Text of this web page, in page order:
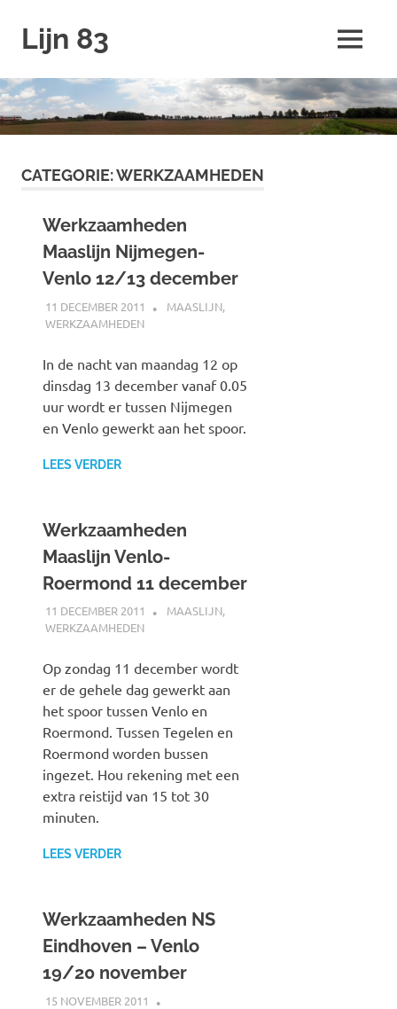
naar
inhoud
Lijn 83 MENU
CATEGORIE:WERKZAAMHEDEN
Werkzaamheden
Maaslijn Nijmegen-
Venlo 12/13 december
11 DECEMBER 2011 SPOORZOEKER
MAASLIJN,
WERKZAAMHEDEN
In de nacht van maandag 12 op
dinsdag 13 december vanaf 0.05
uur wordt er tussen Nijmegen
en Venlo gewerkt aan het spoor.
LEES VERDER
Werkzaamheden
Maaslijn Venlo-
Roermond 11 december
11 DECEMBER 2011 SPOORZOEKER
MAASLIJN,
WERKZAAMHEDEN
Op zondag 11 december wordt
er de gehele dag gewerkt aan
het spoor tussen Venlo en
Roermond. Tussen Tegelen en
Roermond worden bussen
ingezet. Hou rekening met een
extra reistijd van 15 tot 30
minuten.
LEES VERDER
Werkzaamheden NS
Eindhoven – Venlo
19/20 november
15 NOVEMBER 2011